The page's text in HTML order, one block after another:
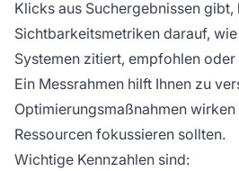
Klicks aus Suchergebnissen
Sichtbarkeitsmetriken darauf,
Systemen zitiert, empfohlen
Ein Messrahmen hilft Ihnen zu
Optimierungsmaßnahmen
Ressourcen fokussieren sollten.
Wichtige Kennzahlen sind: